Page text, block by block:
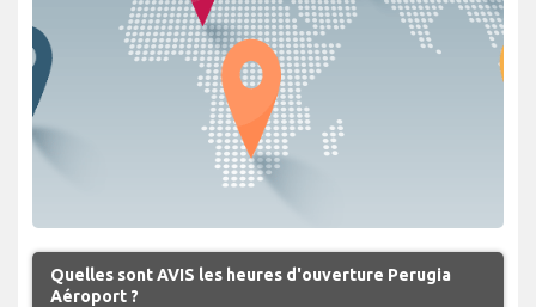
Quelles sont AVIS les heures d'ouverture Perugia
Aéroport ?